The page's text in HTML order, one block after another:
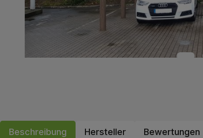
Beschreibung Hersteller Bewertungen